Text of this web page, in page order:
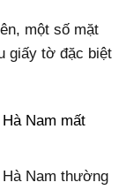
một số mặt
giấy tờ đặc biệt
Nam mất
Nam thường